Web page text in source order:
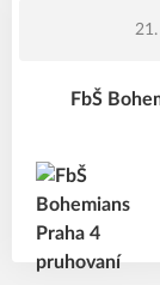
FbŠ